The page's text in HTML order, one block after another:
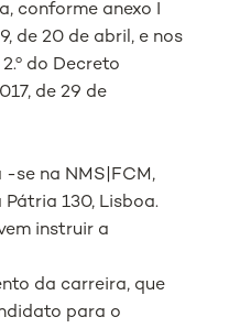
conforme anexo I
de 20 de abril, e nos
do Decreto
de 29 de
se na NMS|FCM,
130, Lisboa.
instruir a
da carreira, que
para o